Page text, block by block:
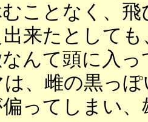
ことなく、
来たとして
んて頭に入
、雌の黒っ
ってしまい